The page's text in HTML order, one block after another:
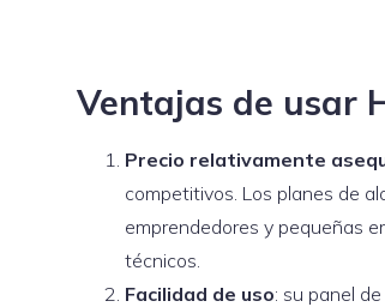
Ventajas de usar
Precio relativamente
competitivos. Los planes de
emprendedores y pequeñas
técnicos.
Facilidad de uso: su panel